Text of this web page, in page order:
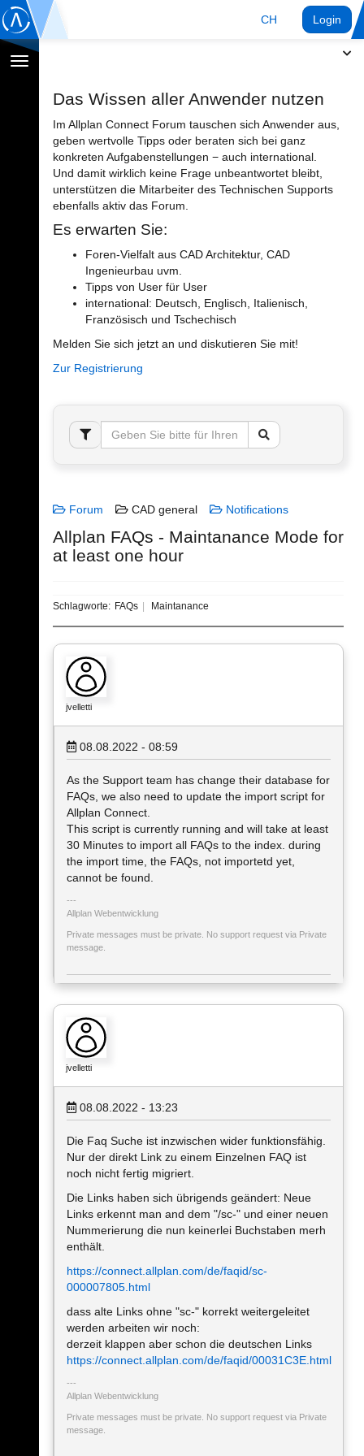
CH Login
Navigation
Das Wissen aller Anwender nutzen
Im Allplan Connect Forum tauschen sich Anwender aus,
geben wertvolle Tipps oder beraten sich bei ganz
konkreten Aufgabenstellungen − auch international.
Und damit wirklich keine Frage unbeantwortet bleibt,
unterstützen die Mitarbeiter des Technischen Supports
ebenfalls aktiv das Forum.
Es erwarten Sie:
Foren-Vielfalt aus CAD Architektur, CAD
Ingenieurbau uvm.
Tipps von User für User
international: Deutsch, Englisch, Italienisch,
Französisch und Tschechisch
Melden Sie sich jetzt an und diskutieren Sie mit!
Zur Registrierung
Forum CAD general Notifications
Allplan FAQs - Maintanance Mode for
at least one hour
Schlagworte: FAQs Maintanance
jvelletti
08.08.2022 - 08:59
As the Support team has change their database for
FAQs, we also need to update the import script for
Allplan Connect.
This script is currently running and will take at least
30 Minutes to import all FAQs to the index. during
the import time, the FAQs, not importetd yet,
cannot be found.
Allplan Webentwicklung
Private messages must be private. No support request via Private
message.
jvelletti
08.08.2022 - 13:23
Die Faq Suche ist inzwischen wider funktionsfähig.
Nur der direkt Link zu einem Einzelnen FAQ ist
noch nicht fertig migriert.
Die Links haben sich übrigends geändert: Neue
Links erkennt man and dem "/sc-" und einer neuen
Nummerierung die nun keinerlei Buchstaben merh
enthält.
https://connect.allplan.com/de/faqid/sc-
000007805.html
dass alte Links ohne "sc-" korrekt weitergeleitet
werden arbeiten wir noch:
derzeit klappen aber schon die deutschen Links
https://connect.allplan.com/de/faqid/00031C3E.html
Allplan Webentwicklung
Private messages must be private. No support request via Private
message.